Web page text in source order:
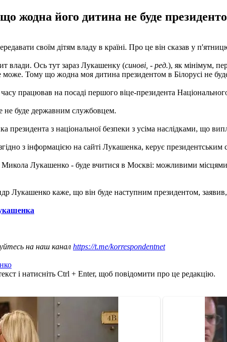
жодна його дитина не буде
своїм дітям владу в країні. Про це він сказав у
влади. Ось тут зараз Лукашенку (синові, - ред.), як мінімум,
може. Тому що жодна моя дитина президентом в Білорусі не
працював на посаді першого віце-президента
не буде державним службовцем.
президента з національної безпеки з усіма наслідками, що
з інформацією на сайті Лукашенка, керує
Лукашенко - буде вчитися в Москві: можливими
Лукашенко каже, що він буде наступним президентом,
на наш канал https://t.me/korrespondentnet
і натисніть Ctrl + Enter, щоб повідомити про це редакцію.